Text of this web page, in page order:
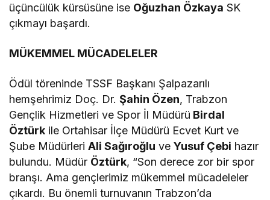
üçüncülük kürsüsüne ise Oğuzhan Özkaya SK
çıkmayı başardı.
MÜKEMMEL MÜCADELELER
Ödül töreninde TSSF Başkanı Şalpazarılı
hemşehrimiz Doç. Dr.Şahin Özen, Trabzon
Gençlik Hizmetleri ve Spor İl Müdürü Birdal
Öztürk ile Ortahisar İlçe Müdürü Ecvet Kurt ve
Şube MüdürleriAli Sağıroğlu veYusuf Çebi hazır
bulundu. Müdür Öztürk, “Son derece zor bir spor
branşı. Ama gençlerimiz mükemmel mücadeleler
çıkardı. Bu önemli turnuvanın Trabzon’da